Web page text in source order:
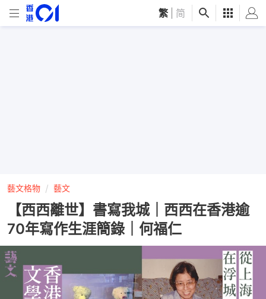
繁 简
藝文格物 藝文
【西西離世】書寫我城｜西西在香港逾
70年寫作生涯簡錄｜何福仁